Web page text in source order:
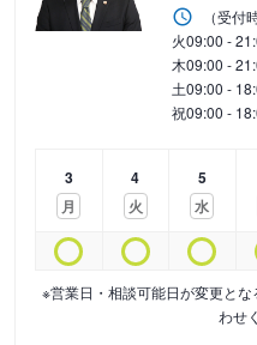
（受付
火09:00 -
木09:00 -
土09:00 -
祝09:00 -
3
月
4
火
5
水
※営業日・相談可能日が変更と
わせ